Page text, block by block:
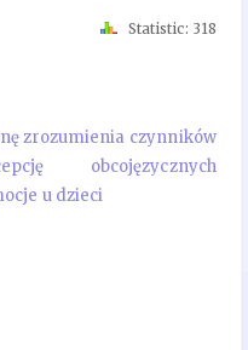
Statistic: 318
zrozumienia czynników
obcojęzycznych
u dzieci